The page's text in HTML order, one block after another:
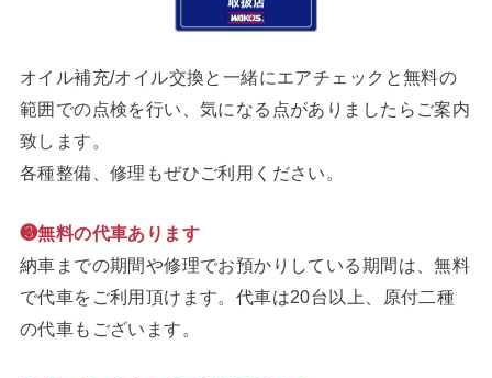
オイル補充/オイル交換と一緒にエアチェックと無料の
範囲での点検を行い、気になる点がありましたらご案内
致します。
各種整備、修理もぜひご利用ください。
❸無料の代車あります
納車までの期間や修理でお預かりしている期間は、無料
で代車をご利用頂けます。代車は20台以上、原付二種
の代車もございます。